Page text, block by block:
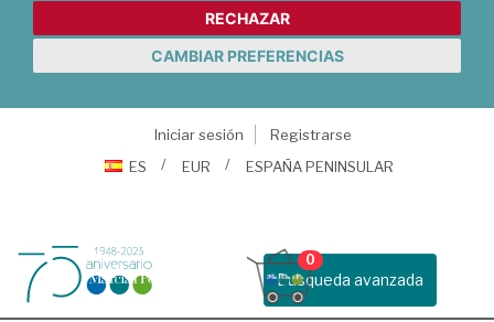
RECHAZAR
CAMBIAR PREFERENCIAS
Iniciar sesión
Registrarse
ES
EUR ESPAÑA PENINSULAR
Busqueda avanzada
0